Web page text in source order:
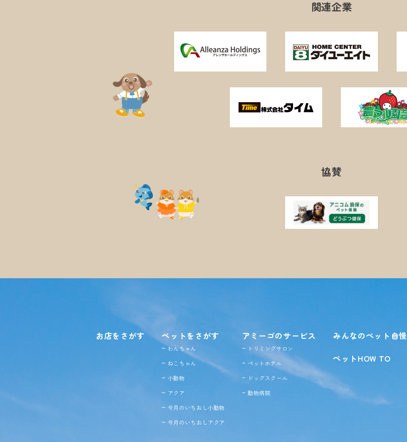
関連企業
協賛
お店をさがす ペットをさがす
わんちゃん
ねこちゃん
小動物
アクア
今月のいちおし小動物
今月のいちおしアクア
アミーゴのサービス
トリミングサロン
ペットホテル
ドッグスクール
動物病院
みんなのペット自慢
ペットHOW TO